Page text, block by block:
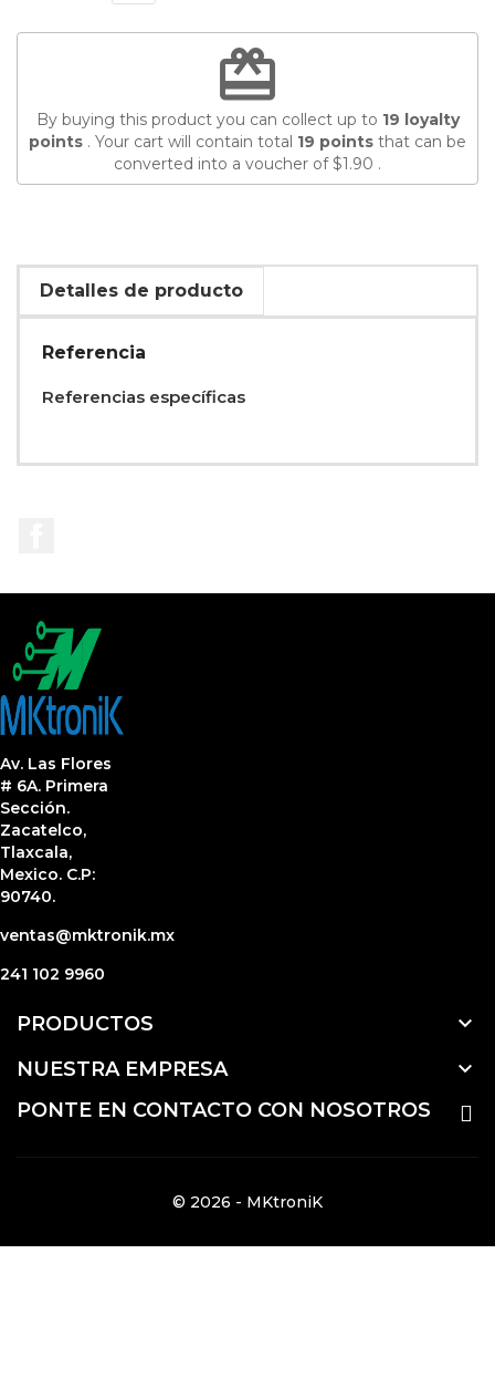
redeem
By buying this product you can collect up to 19 loyalty
points . Your cart will contain total 19 points that can be
converted into a voucher of$1.90 .
Detalles de producto
Referencia
Referencias específicas
Av. Las Flores
# 6A. Primera
Sección.
Zacatelco,
Tlaxcala,
Mexico. C.P:
90740.
ventas@mktronik.mx
241 102 9960
PRODUCTOS 
NUESTRA EMPRESA 
PONTE EN CONTACTO CON NOSOTROS
© 2026 - MKtroniK